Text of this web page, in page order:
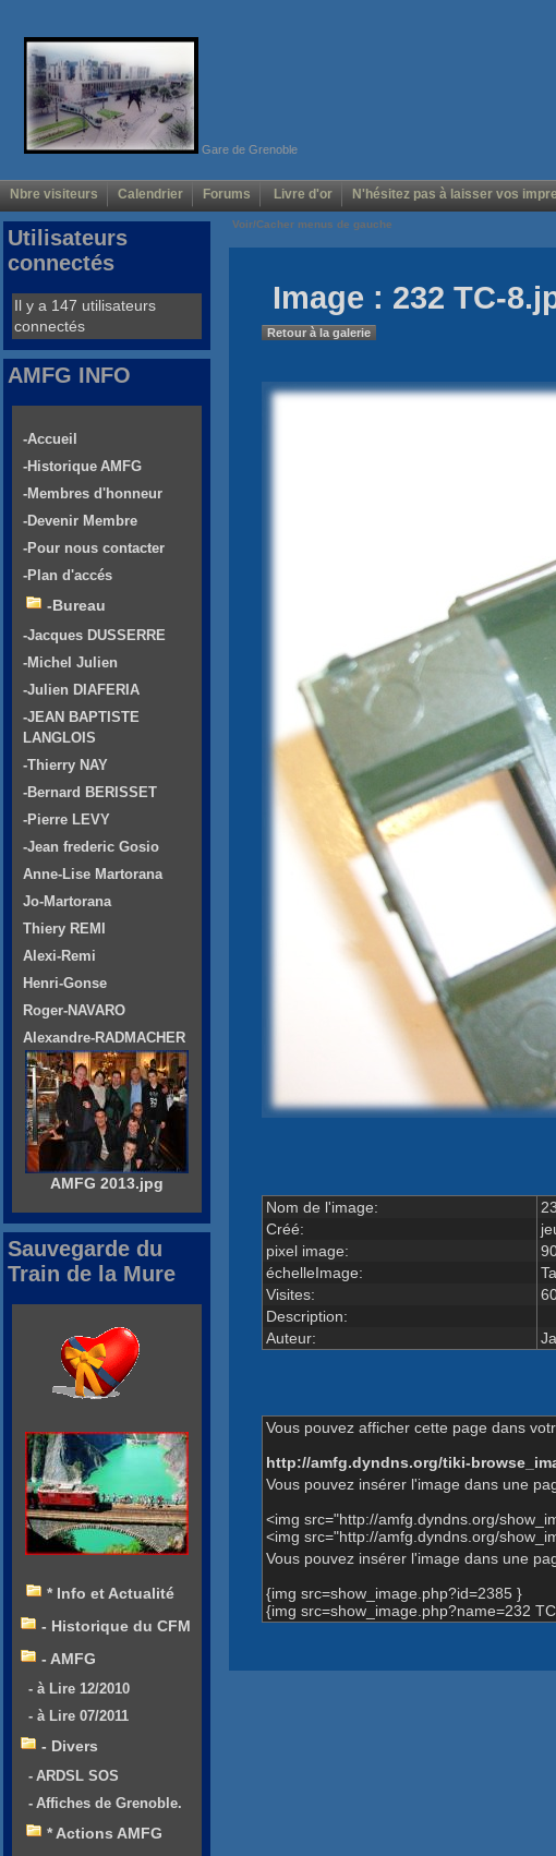
Gare de Grenoble
Nbre visiteurs Calendrier Forums Livre d'or N'hésitez pas à laisser vos
Voir/Cacher menus de gauche
Image : 232 TC-
Retour à la galerie
Nom de l'image:
Créé:
pixel image:
échelleImage:
Visites:
Description:
Auteur:
Vous pouvez afficher cette page dans
http://amfg.dyndns.org/tiki-
Vous pouvez insérer l'image dans une
<img src="http://amfg.dyndns.org/
<img src="http://amfg.dyndns.org/
Vous pouvez insérer l'image dans une
{img src=show_image.php?id=2385 }
{img src=show_image.php?name=232
Utilisateurs
connectés
Il y a 147 utilisateurs
connectés
AMFG INFO
-Accueil
-Historique AMFG
-Membres d'honneur
-Devenir Membre
-Pour nous contacter
-Plan d'accés
-Bureau
-Jacques DUSSERRE
-Michel Julien
-Julien DIAFERIA
-JEAN BAPTISTE
LANGLOIS
-Thierry NAY
-Bernard BERISSET
-Pierre LEVY
-Jean frederic Gosio
Anne-Lise Martorana
Jo-Martorana
Thiery REMI
Alexi-Remi
Henri-Gonse
Roger-NAVARO
Alexandre-RADMACHER
AMFG 2013.jpg
Sauvegarde du
Train de la Mure
* Info et Actualité
- Historique du CFM
- AMFG
- à Lire 12/2010
- à Lire 07/2011
- Divers
- ARDSL SOS
- Affiches de Grenoble.
* Actions AMFG